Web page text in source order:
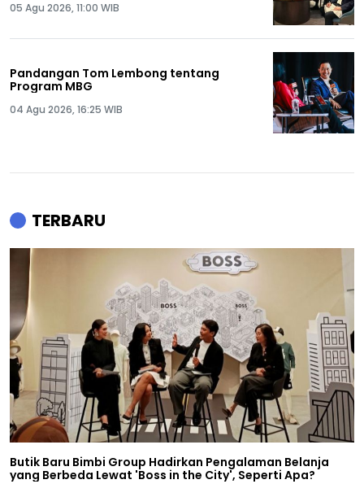
05 Agu 2026, 11:00 WIB
Pandangan Tom Lembong tentang
Program MBG
04 Agu 2026, 16:25 WIB
TERBARU
Butik Baru Bimbi Group Hadirkan Pengalaman Belanja
yang Berbeda Lewat 'Boss in the City', Seperti Apa?